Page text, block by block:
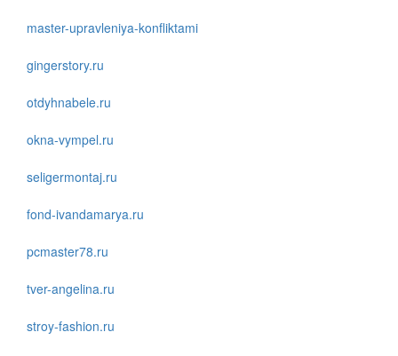
master-upravleniya-konfliktami
gingerstory.ru
otdyhnabele.ru
okna-vympel.ru
seligermontaj.ru
fond-ivandamarya.ru
pcmaster78.ru
tver-angelina.ru
stroy-fashion.ru